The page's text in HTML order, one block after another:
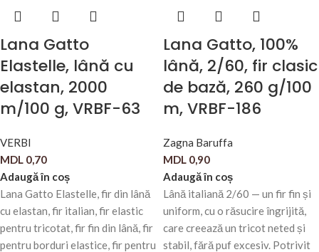
Lana Gatto
Elastelle, lână cu
elastan, 2000
m/100 g, VRBF-63
VERBI
MDL 0,70
Adaugă în coș
Lana Gatto Elastelle, fir din lână
cu elastan, fir italian, fir elastic
pentru tricotat, fir fin din lână, fir
pentru borduri elastice, fir pentru
Lana Gatto, 100%
lână, 2/60, fir clasic
de bază, 260 g/100
m, VRBF-186
Zagna Baruffa
MDL 0,90
Adaugă în coș
Lână italiană 2/60 — un fir fin și
uniform, cu o răsucire îngrijită,
care creează un tricot neted și
stabil, fără puf excesiv. Potrivit